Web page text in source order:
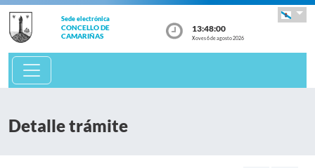
Sede electrónica
CONCELLO DE
CAMARIÑAS
13:48:00
Xoves 6 de agosto 2026
Detalle trámite